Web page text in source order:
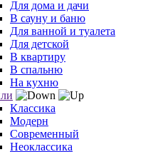
Для дома и дачи
В сауну и баню
Для ванной и туалета
Для детской
В квартиру
В спальню
На кухню
Классика
Модерн
Современный
Неоклассика